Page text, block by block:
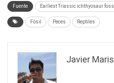
Fuente Earliest Triassic ichthyosaur
Fósil Peces Reptiles
Javier